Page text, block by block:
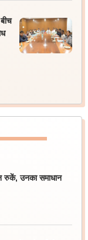
उनका समाधान